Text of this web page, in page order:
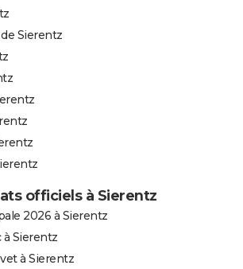
Sierentz
officiels à Sierentz
2026 à Sierentz
à Sierentz
à Sierentz